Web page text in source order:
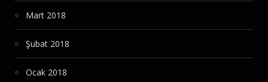
Mart 2018
Şubat 2018
Ocak 2018